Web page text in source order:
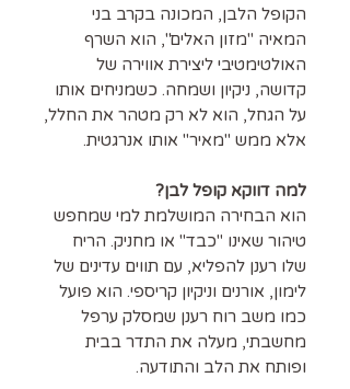
הקופל הלבן, המכונה בקרב בני
המאיה "מזון האלים", הוא השרף
האולטימטיבי ליצירת אווירה של
קדושה, ניקיון ושמחה. כשמניחים אותו
על הגחל, הוא לא רק מטהר את החלל,
אלא ממש "מאיר" אותו אנרגטית.
למה דווקא קופל לבן?
הוא הבחירה המושלמת למי שמחפש
טיהור שאינו "כבד" או מחניק. הריח
שלו רענן להפליא, עם תווים עדינים של
לימון, אורנים וניקיון קריספי. הוא פועל
כמו משב רוח רענן שמסלק ערפל
מחשבתי, מעלה את התדר בבית
ופותח את הלב והתודעה.